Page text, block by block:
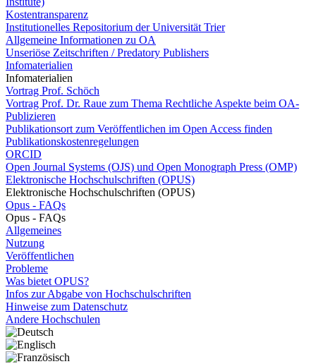
Kostentransparenz
Institutionelles Repositorium der Universität Trier
Allgemeine Informationen zu OA
Unseriöse Zeitschriften / Predatory Publishers
Infomaterialien
Infomaterialien
Vortrag Prof. Schöch
Vortrag Prof. Dr. Raue zum Thema Rechtliche Aspekte beim OA-
Publizieren
Publikationsort zum Veröffentlichen im Open Access finden
Publikationskostenregelungen
ORCID
Open Journal Systems (OJS) und Open Monograph Press (OMP)
Elektronische Hochschulschriften (OPUS)
Elektronische Hochschulschriften (OPUS)
Opus - FAQs
Opus - FAQs
Allgemeines
Nutzung
Veröffentlichen
Probleme
Was bietet OPUS?
Infos zur Abgabe von Hochschulschriften
Hinweise zum Datenschutz
Andere Hochschulen